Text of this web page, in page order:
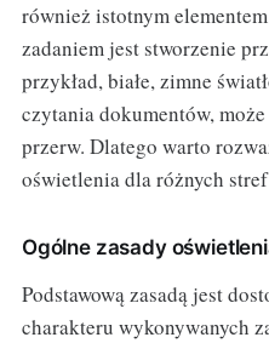
również istotnym
zadaniem jest stworzenie
przykład, białe, zimne
czytania dokumentów,
przerw. Dlatego warto
oświetlenia dla różnych
Ogólne zasady
Podstawową zasadą jest
charakteru wykonywanych